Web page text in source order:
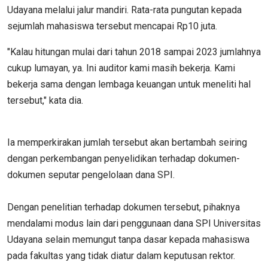
Udayana melalui jalur mandiri. Rata-rata pungutan kepada
sejumlah mahasiswa tersebut mencapai Rp10 juta.
"Kalau hitungan mulai dari tahun 2018 sampai 2023 jumlahnya
cukup lumayan, ya. Ini auditor kami masih bekerja. Kami
bekerja sama dengan lembaga keuangan untuk meneliti hal
tersebut," kata dia.
Ia memperkirakan jumlah tersebut akan bertambah seiring
dengan perkembangan penyelidikan terhadap dokumen-
dokumen seputar pengelolaan dana SPI.
Dengan penelitian terhadap dokumen tersebut, pihaknya
mendalami modus lain dari penggunaan dana SPI Universitas
Udayana selain memungut tanpa dasar kepada mahasiswa
pada fakultas yang tidak diatur dalam keputusan rektor.